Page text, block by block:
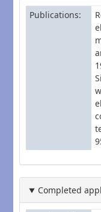
Publications
Completed